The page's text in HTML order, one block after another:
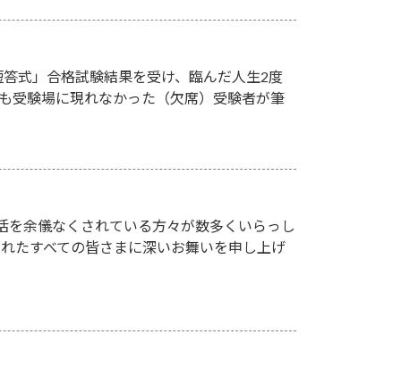
式」合格試験結果を受け、臨んだ人生2度
受験場に現れなかった（欠席）受験者が筆
余儀なくされている方々が数多くいらっし
たすべての皆さまに深いお舞いを申し上げ